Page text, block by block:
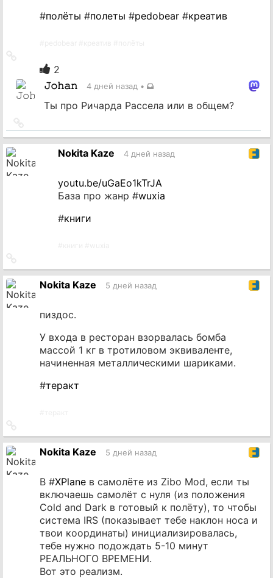
#полёты #полеты #pedobear #креатив
источник
2
𝙹𝚘𝚑𝚊𝚗
4 дней назад •
Ты про Ричарда Рассела или в общем?
на
источник
Nokita Kaze 4 дней назад
youtu.be/uGaEo1kTrJA
База про жанр #wuxia
#книги
на
источникNokita Kaze 5 дней назад
пиздос.
У входа в ресторан взорвалась бомба
массой 1 кг в тротиловом эквиваленте,
начиненная металлическими шариками.
#теракт
на
источникNokita Kaze 5 дней назад
В #XPlane в самолёте из Zibo Mod, если ты
включаешь самолёт с нуля (из положения
Cold and Dark в готовый к полёту), то чтобы
система IRS (показывает тебе наклон носа и
твои координаты) инициализировалась,
тебе нужно подождать 5-10 минут
РЕАЛЬНОГО ВРЕМЕНИ.
Вот это реализм.